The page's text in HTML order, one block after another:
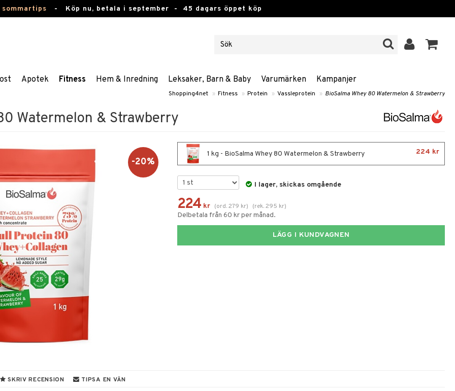
- Köp nu, betala i september - 45 dagars öppet köp
Apotek Fitness Hem & Inredning Leksaker, Barn & Baby Varumärken Kampanjer
Shopping4net » Fitness » Protein » Vassleprotein » BioSalma Whey 80 Watermelon & Strawberry
Watermelon & Strawberry
-20%
1 kg - BioSalma Whey 80 Watermelon & Strawberry 224 kr
I lager, skickas omgående
224 kr (ord.279 kr) (rek.295 kr)
Delbetala från 60 kr per månad.
LÄGG I KUNDVAGNEN
SKRIV RECENSION TIPSA EN VÄN